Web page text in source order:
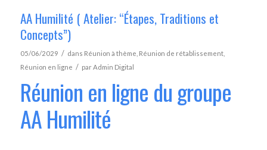
AA Humilité ( Atelier: “Étapes, Traditions et
Concepts”)
05/06/2029 / dans Réunion à thème Réunion de rétablissement,
Réunion en ligne / parAdmin Digital
Réunion en ligne du groupe
AA Humilité